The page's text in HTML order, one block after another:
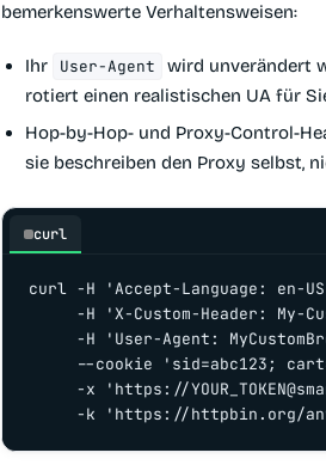
bemerkenswerte Verhaltensweisen:
Ihr User-Agent
wird unverändert
rotiert einen realistischen UA für
Hop-by-Hop- und Proxy-Control-
sie beschreiben den Proxy selbst,
curl
curl -H 'Accept-Language: en-
-H 'X-Custom-Header: My-
-H 'User-Agent:
--cookie 'sid=abc123;
     -x 'https://
-k 'https://httpbin.org/